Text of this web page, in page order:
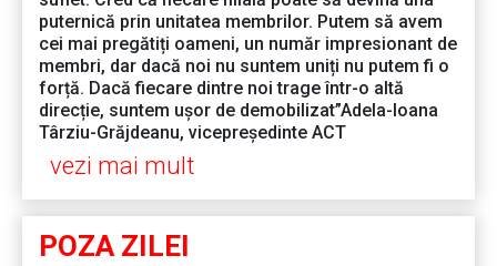
puternică prin unitatea membrilor. Putem să avem
cei mai pregătiți oameni, un număr impresionant de
membri, dar dacă noi nu suntem uniți nu putem fi o
forță. Dacă fiecare dintre noi trage într-o altă
direcție, suntem ușor de demobilizat”Adela-Ioana
Târziu-Grăjdeanu, vicepreședinte ACT
vezi mai mult
POZA ZILEI